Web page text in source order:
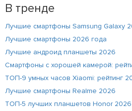
В тренде
Лучшие смартфоны Samsung Galaxy
Лучшие смартфоны 2026 года
Лучшие андроид планшеты 2026
Смартфоны с хорошей камерой:
ТОП-9 умных часов Xiaomi: рейтинг
Лучшие смартфоны Realme 2026
ТОП-5 лучших планшетов Honor 2026